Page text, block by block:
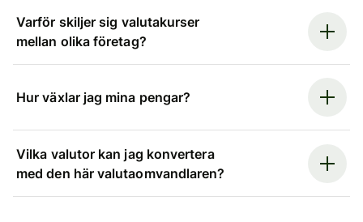
Varför skiljer sig valutakurser
mellan olika företag?
Hur växlar jag mina pengar?
Vilka valutor kan jag konvertera
med den här valutaomvandlaren?